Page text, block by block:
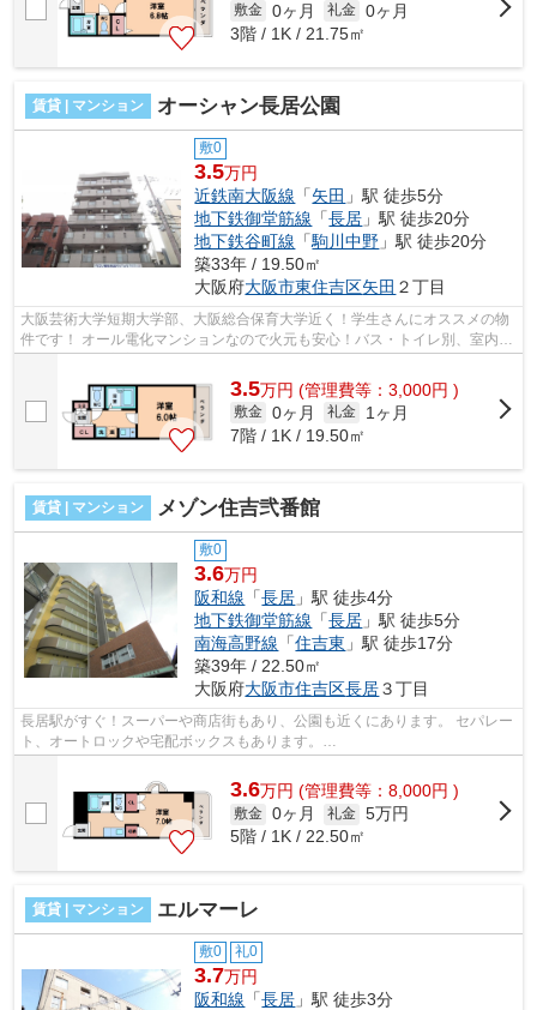
敷金 0ヶ月 礼金 0ヶ月
3階 / 1K / 21.75㎡
賃貸 | マンション オーシャン長居公園
敷0
3.5万円
近鉄南大阪線 「矢田 」駅 徒歩5分
地下鉄御堂筋線 「長居 」駅 徒歩20分
地下鉄谷町線 「駒川中野 」駅 徒歩20分
築33年 / 19.50㎡
大阪府大阪市東住吉区矢田 ２丁目
大阪芸術大学短期大学部、大阪総合保育大学近く！学生さんにオススメの物
件です！ オール電化マンションなので火元も安心！バス・トイレ別、室内洗
3.5万円 (管理費等：3,000円 )
敷金 0ヶ月 礼金
1ヶ月
7階 / 1K / 19.50㎡
賃貸 | マンション メゾン住吉弐番館
敷0
3.6万円
阪和線 「長居 」駅 徒歩4分
地下鉄御堂筋線 「長居 」駅 徒歩5分
南海高野線 「住吉東 」駅 徒歩17分
築39年 / 22.50㎡
大阪府大阪市住吉区長居３丁目
長居駅がすぐ！スーパーや商店街もあり、公園も近くにあります。 セパレー
ト、オートロックや宅配ボックスもあります。
3.6万円 (管理費等：8,000円 )
敷金 0ヶ月 礼金 5万円
5階 / 1K / 22.50㎡
賃貸 | マンション エルマーレ
敷0 礼0
3.7万円
阪和線 「長居 」駅 徒歩3分